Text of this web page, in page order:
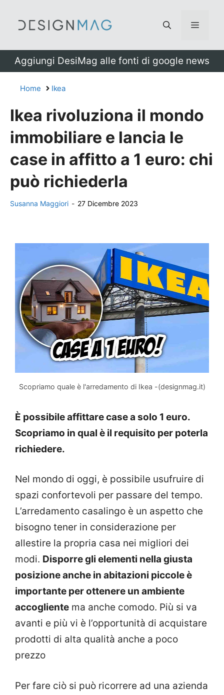
Menu
Aggiungi DesiMag alle fonti di google news
Home Ikea
Ikea rivoluziona il mondo
immobiliare e lancia le
case in affitto a 1 euro: chi
può richiederla
Susanna Maggiori - 27 Dicembre 2023
Scopriamo quale è l'arredamento di Ikea -(designmag.it)
È possibile affittare case a solo 1 euro.
Scopriamo in qual è il requisito per poterla
richiedere.
Nel mondo di oggi, è possibile usufruire di
spazi confortevoli per passare del tempo.
L’arredamento casalingo è un aspetto che
bisogno tener in considerazione per
allestire la propria casa nei migliori dei
modi. Disporre gli elementi nella giusta
posizione anche in abitazioni piccole è
importante per ottenere un ambiente
accogliente ma anche comodo. Più si va
avanti e più vi è l’opportunità di acquistare
prodotti di alta qualità anche a poco
prezzo
Per fare ciò si può ricorrere ad una azienda